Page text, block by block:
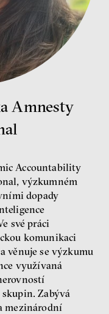
Smejkalová
ekonomika
IF 2025
Amnesty
Accountability
výzkumném
dopady
své práci
komunikaci
věnuje se výzkumu
využívaná
Zabývá
mezinárodní